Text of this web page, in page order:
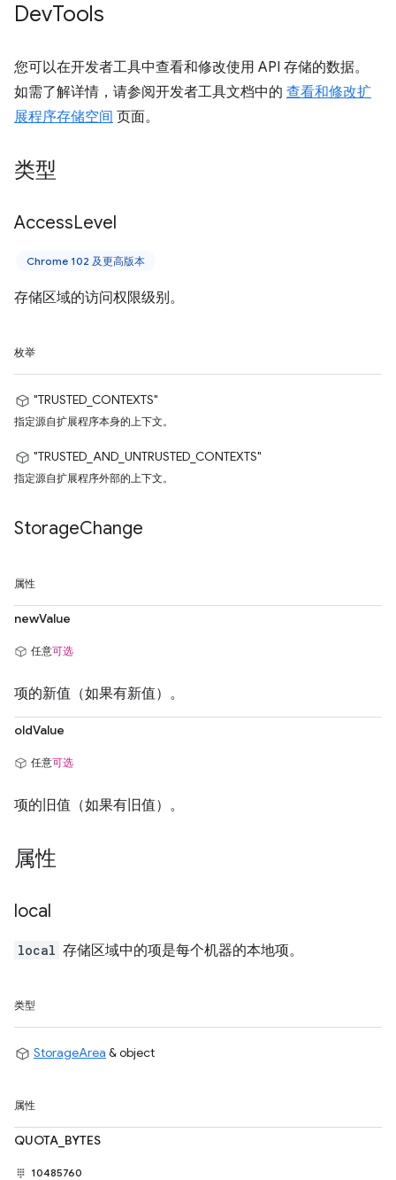
DevTools
您可以在开发者工具中查看和修改使用 API 存储的数据。
如需了解详情，请参阅开发者工具文档中的 查看和修改扩
展程序存储空间 页面。
类型
AccessLevel
Chrome 102 及更高版本
存储区域的访问权限级别。
枚举
"TRUSTED_CONTEXTS"
指定源自扩展程序本身的上下文。
"TRUSTED_AND_UNTRUSTED_CONTEXTS"
指定源自扩展程序外部的上下文。
StorageChange
属性
newValue
任意可选
项的新值（如果有新值）。
oldValue
任意可选
项的旧值（如果有旧值）。
属性
local
local 存储区域中的项是每个机器的本地项。
类型
StorageArea & object
属性
QUOTA_BYTES
10485760